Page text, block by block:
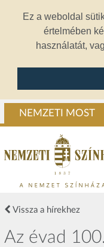
Ez a weboldal
értelmében
használatát,
NEMZETI MOST
Vissza a hírekhez
Az évad